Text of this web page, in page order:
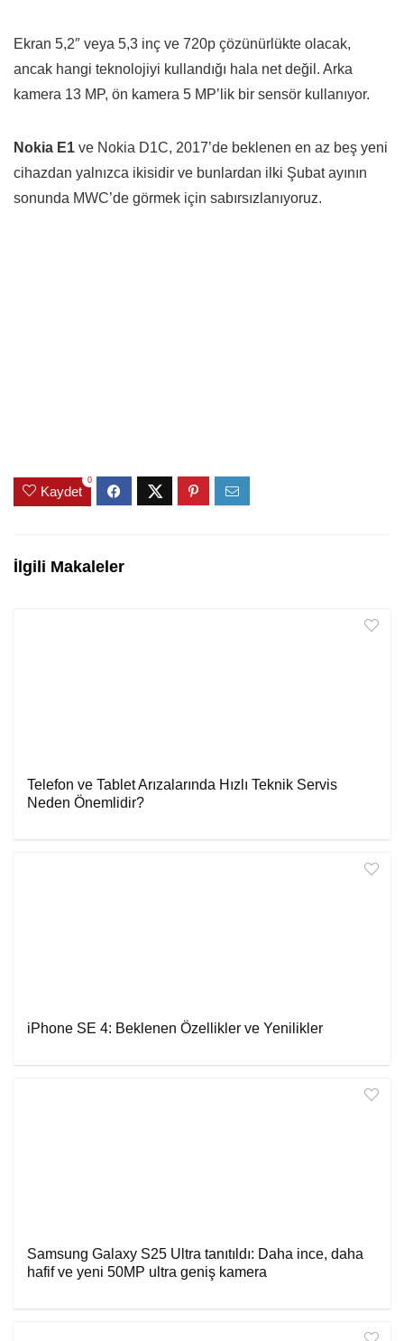
Ekran 5,2″ veya 5,3 inç ve 720p çözünürlükte olacak,
ancak hangi teknolojiyi kullandığı hala net değil. Arka
kamera 13 MP, ön kamera 5 MP’lik bir sensör kullanıyor.
Nokia E1 ve Nokia D1C, 2017’de beklenen en az beş yeni
cihazdan yalnızca ikisidir ve bunlardan ilki Şubat ayının
sonunda MWC’de görmek için sabırsızlanıyoruz.
Kaydet
0
İlgili Makaleler
Telefon ve Tablet Arızalarında Hızlı Teknik Servis
Neden Önemlidir?
iPhone SE 4: Beklenen Özellikler ve Yenilikler
Samsung Galaxy S25 Ultra tanıtıldı: Daha ince, daha
hafif ve yeni 50MP ultra geniş kamera